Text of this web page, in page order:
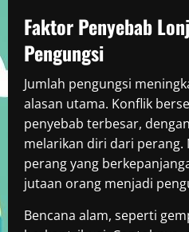
Faktor Penyebab
Pengungsi
Jumlah pengungsi
alasan utama. Konflik
penyebab terbesar,
melarikan diri dari perang.
perang yang
jutaan orang menjadi
Bencana alam, seperti